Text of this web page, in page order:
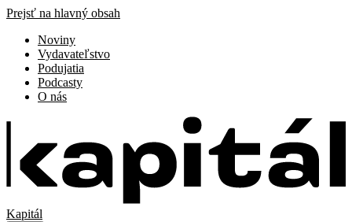
Prejsť na hlavný obsah
Noviny
Vydavateľstvo
Podujatia
Podcasty
O nás
Kapitál